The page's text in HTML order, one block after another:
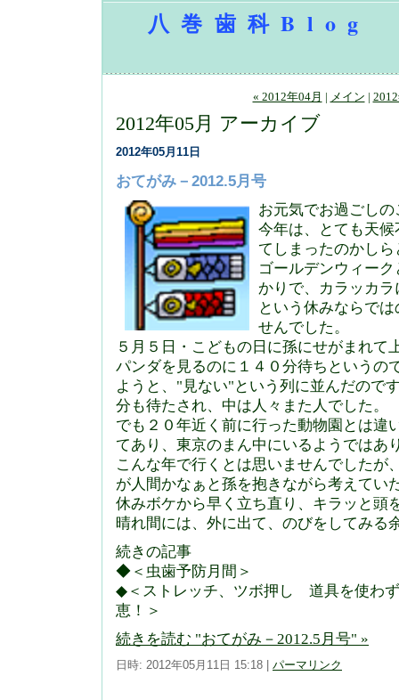
八巻歯科Blog
« 2012年04月 | メイン |
2012年05月 アーカイブ
2012年05月11日
おてがみ－2012.5月号
お元気でお過ごし
今年は、とても天
てしまったのかし
ゴールデンウィー
かりで、カラッカ
という休みならで
せんでした。
５月５日・こどもの日に孫にせがまれて
パンダを見るのに１４０分待ちというの
ようと、"見ない"という列に並んだので
分も待たされ、中は人々また人でした。
でも２０年近く前に行った動物園とは違
てあり、東京のまん中にいるようではあ
こんな年で行くとは思いませんでしたが
が人間かなぁと孫を抱きながら考えてい
休みボケから早く立ち直り、キラッと頭
晴れ間には、外に出て、のびをしてみる
続きの記事
◆＜虫歯予防月間＞
◆＜ストレッチ、ツボ押し 道具を使わ
恵！＞
続きを読む "おてがみ－2012.5月号" »
日時: 2012年05月11日 15:18 パーマリンク